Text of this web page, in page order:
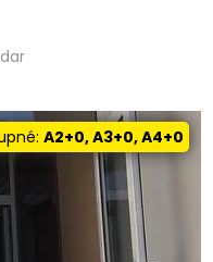
A2+0, A3+0, A4+0